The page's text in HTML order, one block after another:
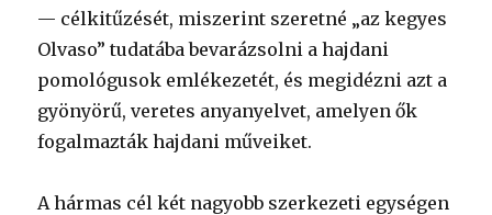
— célkitűzését, miszerint szeretné „az kegyes
Olvaso” tudatába bevarázsolni a hajdani
pomológusok emlékezetét, és megidézni azt a
gyönyörű, veretes anyanyelvet, amelyen ők
fogalmazták hajdani műveiket.
A hármas cél két nagyobb szerkezeti egységen